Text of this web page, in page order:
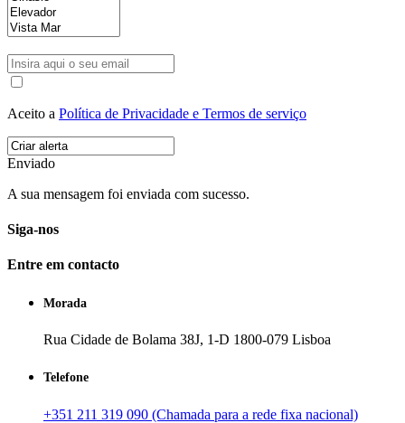
Aceito a Política de Privacidade e Termos de serviço
Enviado
A sua mensagem foi enviada com sucesso.
Siga-nos
Entre em contacto
Morada
Rua Cidade de Bolama 38J, 1-D 1800-079 Lisboa
Telefone
+351 211 319 090 (Chamada para a rede fixa nacional)